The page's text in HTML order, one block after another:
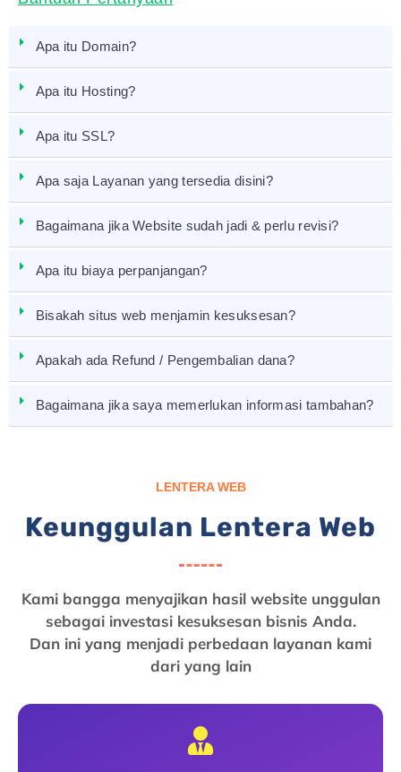
Apa itu Domain?
Apa itu Hosting?
Apa itu SSL?
Apa saja Layanan yang tersedia disini?
Bagaimana jika Website sudah jadi & perlu revisi?
Apa itu biaya perpanjangan?
Bisakah situs web menjamin kesuksesan?
Apakah ada Refund / Pengembalian dana?
Bagaimana jika saya memerlukan informasi tambahan?
LENTERA WEB
Keunggulan Lentera Web
Kami bangga menyajikan hasil website unggulan
sebagai investasi kesuksesan bisnis Anda.
Dan ini yang menjadi perbedaan layanan kami
dari yang lain